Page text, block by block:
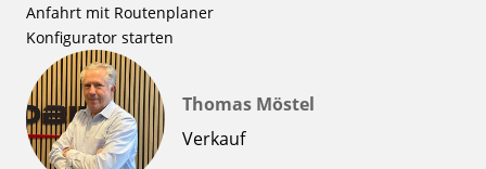
Anfahrt mit Routenplaner
Konfigurator starten
Thomas Möstel
Verkauf